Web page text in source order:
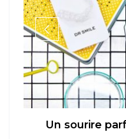
Un sourire